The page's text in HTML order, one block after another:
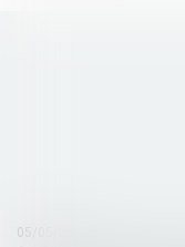
05/05/2016